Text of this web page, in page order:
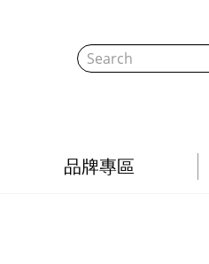
品牌專區